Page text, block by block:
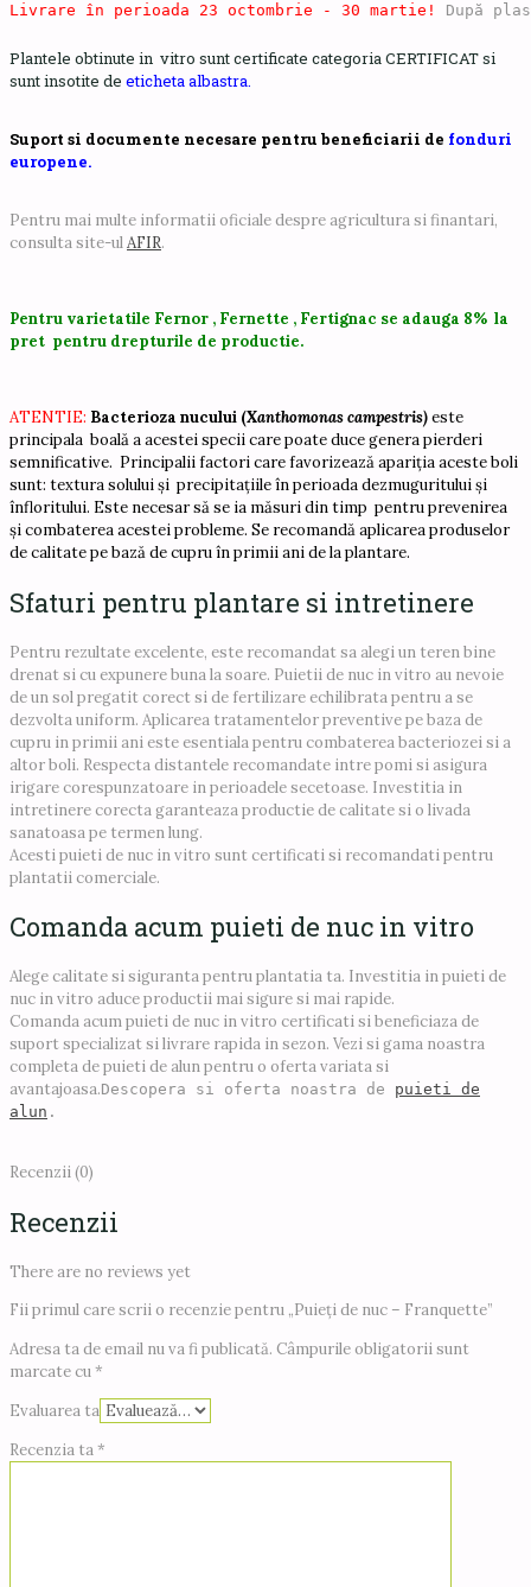
Livrare în perioada 23 octombrie - 30 martie! După
Plantele obtinute in vitro sunt certificate categoria CERTIFICAT si
sunt insotite de eticheta albastra.
Suport si documente necesare pentru beneficiarii de fonduri
europene.
Pentru mai multe informatii oficiale despre agricultura si finantari,
consulta site-ulAFIR.
Pentru varietatile Fernor , Fernette , Fertignac se adauga 8% la
pret pentru drepturile de productie.
ATENTIE: Bacterioza nucului (Xanthomonas campestris)este
principala boală a acestei specii care poate duce genera pierderi
semnificative. Principalii factori care favorizează apariția aceste boli
sunt: textura solului și precipitațiile în perioada dezmuguritului și
înfloritului. Este necesar să se ia măsuri din timp pentru prevenirea
și combaterea acestei probleme. Se recomandă aplicarea produselor
de calitate pe bază de cupru în primii ani de la plantare.
Sfaturi pentru plantare si intretinere
Pentru rezultate excelente, este recomandat sa alegi un teren bine
drenat si cu expunere buna la soare. Puietii de nuc in vitro au nevoie
de un sol pregatit corect si de fertilizare echilibrata pentru a se
dezvolta uniform. Aplicarea tratamentelor preventive pe baza de
cupru in primii ani este esentiala pentru combaterea bacteriozei si a
altor boli. Respecta distantele recomandate intre pomi si asigura
irigare corespunzatoare in perioadele secetoase. Investitia in
intretinere corecta garanteaza productie de calitate si o livada
sanatoasa pe termen lung.
Acesti puieti de nuc in vitro sunt certificati si recomandati pentru
plantatii comerciale.
Comanda acum puieti de nuc in vitro
Alege calitate si siguranta pentru plantatia ta. Investitia in puieti de
nuc in vitro aduce productii mai sigure si mai rapide.
Comanda acum puieti de nuc in vitro certificati si beneficiaza de
suport specializat si livrare rapida in sezon. Vezi si gama noastra
completa de puieti de alun pentru o oferta variata si
avantajoasa.Descopera si oferta noastra de puieti de
alun .
Recenzii (0)
Recenzii
There are no reviews yet
Fii primul care scrii o recenzie pentru „Puieți de nuc – Franquette”
Adresa ta de email nu va fi publicată. Câmpurile obligatorii sunt
marcate cu*
Evaluarea ta
Recenzia ta*